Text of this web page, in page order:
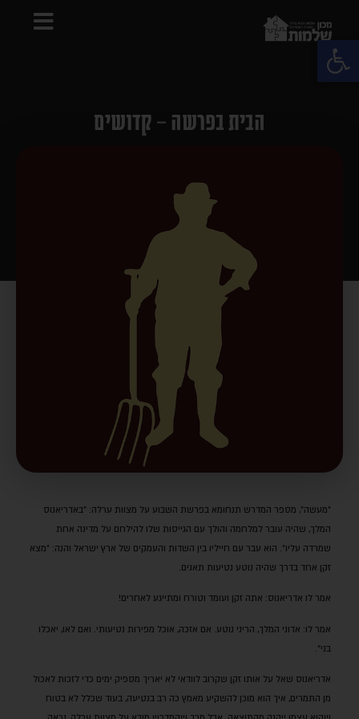
פתח סרגל נגישות
הבית בפרשה – קדושים
"מעשה", מספר המדרש תנחומא בפרשת השבוע על מצוות ערלה: "באדריאנוס
המלך, שהיה עובר למלחמה והולך עם הגייסות שלו להילחם על מדינה אחת
שמרדה עליו". הוא עבר עם חייליו בין השדות והעמקים של ארץ ישראל והנה: "מצא
זקן אחד בדרך שהיה נוטע נטיעות תאנים.
אמר לו אדריאנוס: אתה זקן ועומד וטורח ומתייגע לאחרים!
אמר לו: אדוני המלך, הריני נוטע. אם אזכה, אוכל מפירות נטיעותי. ואם לאו, יאכלו
בני".
אדריאנוס שאל על אותו זקן שקרוב לוודאי לא יאריך מספיק ימים כדי לזכות לאכול
מן התמרים, איך הוא מוכן להשקיע מאמץ כה רב בנטיעה, בעוד שכלל לא בטוח